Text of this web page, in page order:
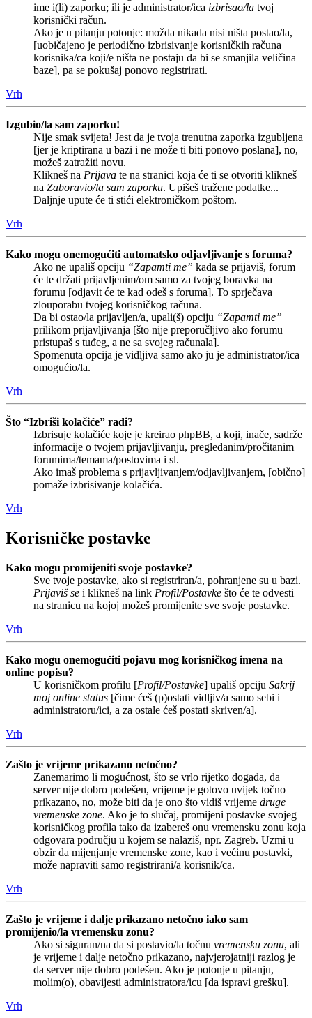
ime i(li) zaporku; ili je administrator/ica izbrisao/la tvoj
korisnički račun.
Ako je u pitanju potonje: možda nikada nisi ništa postao/la,
[uobičajeno je periodično izbrisivanje korisničkih računa
korisnika/ca koji/e ništa ne postaju da bi se smanjila veličina
baze], pa se pokušaj ponovo registrirati.
Vrh
Izgubio/la sam zaporku!
Nije smak svijeta! Jest da je tvoja trenutna zaporka izgubljena
[jer je kriptirana u bazi i ne može ti biti ponovo poslana], no,
možeš zatražiti novu.
Klikneš na Prijava te na stranici koja će ti se otvoriti klikneš
na Zaboravio/la sam zaporku. Upišeš tražene podatke...
Daljnje upute će ti stići elektroničkom poštom.
Vrh
Kako mogu onemogućiti automatsko odjavljivanje s foruma?
Ako ne upališ opciju “Zapamti me” kada se prijaviš, forum
će te držati prijavljenim/om samo za tvojeg boravka na
forumu [odjavit će te kad odeš s foruma]. To sprječava
zlouporabu tvojeg korisničkog računa.
Da bi ostao/la prijavljen/a, upali(š) opciju “Zapamti me”
prilikom prijavljivanja [što nije preporučljivo ako forumu
pristupaš s tuđeg, a ne sa svojeg računala].
Spomenuta opcija je vidljiva samo ako ju je administrator/ica
omogućio/la.
Vrh
Što “Izbriši kolačiće” radi?
Izbrisuje kolačiće koje je kreirao phpBB, a koji, inače, sadrže
informacije o tvojem prijavljivanju, pregledanim/pročitanim
forumima/temama/postovima i sl.
Ako imaš problema s prijavljivanjem/odjavljivanjem, [obično]
pomaže izbrisivanje kolačića.
Vrh
Korisničke postavke
Kako mogu promijeniti svoje postavke?
Sve tvoje postavke, ako si registriran/a, pohranjene su u bazi.
Prijaviš se i klikneš na link Profil/Postavke što će te odvesti
na stranicu na kojoj možeš promijenite sve svoje postavke.
Vrh
Kako mogu onemogućiti pojavu mog korisničkog imena na
online popisu?
U korisničkom profilu [Profil/Postavke] upališ opciju Sakrij
moj online status [čime ćeš (p)ostati vidljiv/a samo sebi i
administratoru/ici, a za ostale ćeš postati skriven/a].
Vrh
Zašto je vrijeme prikazano netočno?
Zanemarimo li mogućnost, što se vrlo rijetko događa, da
server nije dobro podešen, vrijeme je gotovo uvijek točno
prikazano, no, može biti da je ono što vidiš vrijeme druge
vremenske zone. Ako je to slučaj, promijeni postavke svojeg
korisničkog profila tako da izabereš onu vremensku zonu koja
odgovara području u kojem se nalaziš, npr. Zagreb. Uzmi u
obzir da mijenjanje vremenske zone, kao i većinu postavki,
može napraviti samo registrirani/a korisnik/ca.
Vrh
Zašto je vrijeme i dalje prikazano netočno iako sam
promijenio/la vremensku zonu?
Ako si siguran/na da si postavio/la točnu vremensku zonu, ali
je vrijeme i dalje netočno prikazano, najvjerojatniji razlog je
da server nije dobro podešen. Ako je potonje u pitanju,
molim(o), obavijesti administratora/icu [da ispravi grešku].
Vrh